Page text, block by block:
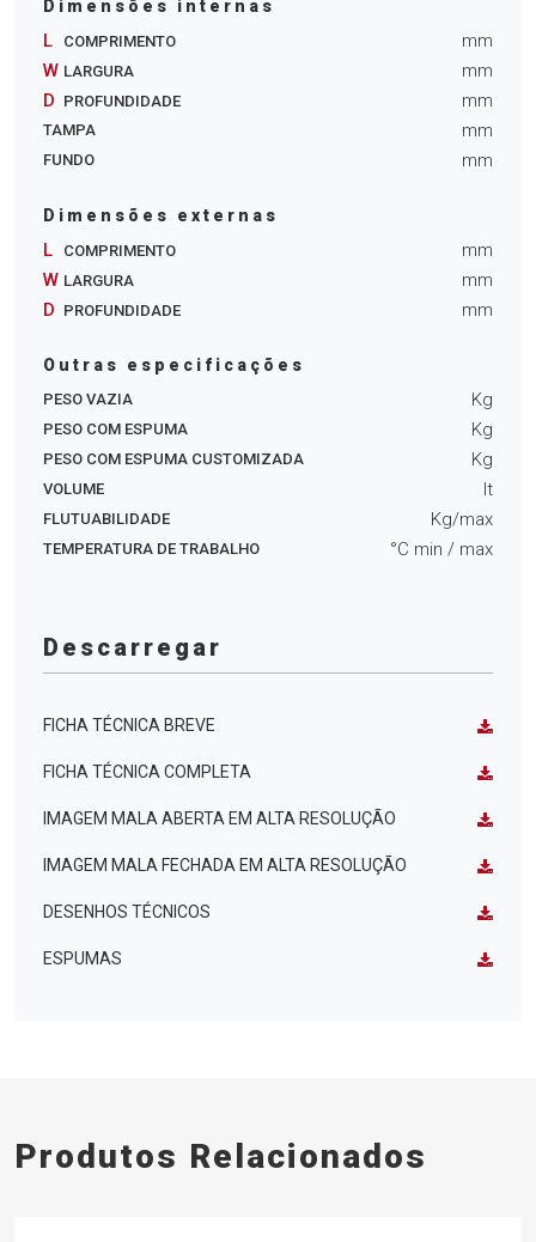
Dimensões internas
L COMPRIMENTO
mm
W LARGURA
mm
D PROFUNDIDADE mm
TAMPA mm
FUNDO mm
Dimensões externas
L COMPRIMENTO
mm
W LARGURA
mm
D PROFUNDIDADE mm
Outras especificações
PESO VAZIA Kg
PESO COM ESPUMA Kg
PESO COM ESPUMA CUSTOMIZADA Kg
VOLUME lt
FLUTUABILIDADE Kg/max
TEMPERATURA DE TRABALHO °C min / max
Descarregar
FICHA TÉCNICA BREVE
FICHA TÉCNICA COMPLETA
IMAGEM MALA ABERTA EM ALTA RESOLUÇÃO
IMAGEM MALA FECHADA EM ALTA RESOLUÇÃO
DESENHOS TÉCNICOS
ESPUMAS
Produtos Relacionados